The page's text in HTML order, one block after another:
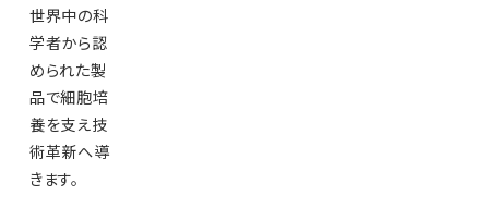
世界中の科
学者から認
められた製
品で細胞培
養を支え技
術革新へ導
きます。